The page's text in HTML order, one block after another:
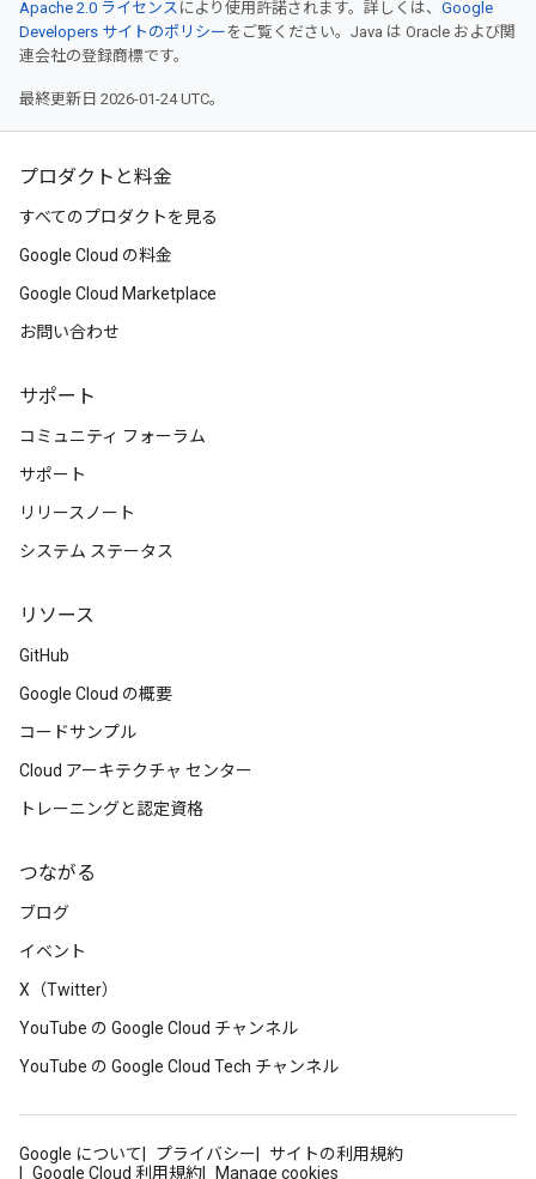
Apache 2.0 ライセンス により使用許諾されます。詳しくは、 Google
Developers サイトのポリシー をご覧ください。Java は Oracle および関
連会社の登録商標です。
最終更新日 2026-01-24 UTC。
プロダクトと料金
すべてのプロダクトを見る
Google Cloud の料金
Google Cloud Marketplace
お問い合わせ
サポート
コミュニティ フォーラム
サポート
リリースノート
システム ステータス
リソース
GitHub
Google Cloud の概要
コードサンプル
Cloud アーキテクチャ センター
トレーニングと認定資格
つながる
ブログ
イベント
X（Twitter）
YouTube の Google Cloud チャンネル
YouTube の Google Cloud Tech チャンネル
Google について プライバシー
サイトの利用規約
Google Cloud 利用規約
Manage cookies